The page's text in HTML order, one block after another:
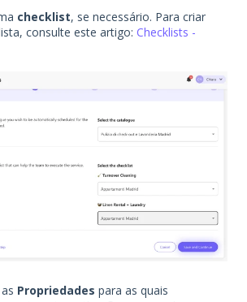
checklist, se necessário. Para criar
consulte este artigo: Checklists -
Propriedades para as quais